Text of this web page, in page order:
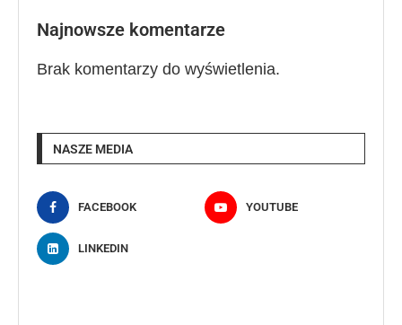
Najnowsze komentarze
Brak komentarzy do wyświetlenia.
NASZE MEDIA
FACEBOOK YOUTUBE
LINKEDIN